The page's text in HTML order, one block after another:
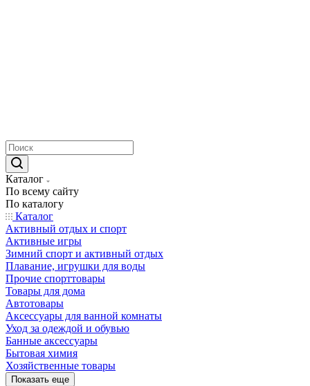
Каталог
По всему сайту
По каталогу
Каталог
Активный отдых и спорт
Активные игры
Зимний спорт и активный отдых
Плавание, игрушки для воды
Прочие спорттовары
Товары для дома
Автотовары
Аксессуары для ванной комнаты
Уход за одеждой и обувью
Банные аксессуары
Бытовая химия
Хозяйственные товары
Показать еще